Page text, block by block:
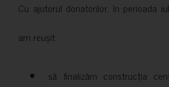
Cu ajutorul donatorilor, în perioada
am reușit:
să finalizăm construcția